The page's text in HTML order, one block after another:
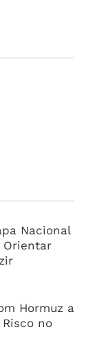
Nacional
Orientar
Hormuz a
no